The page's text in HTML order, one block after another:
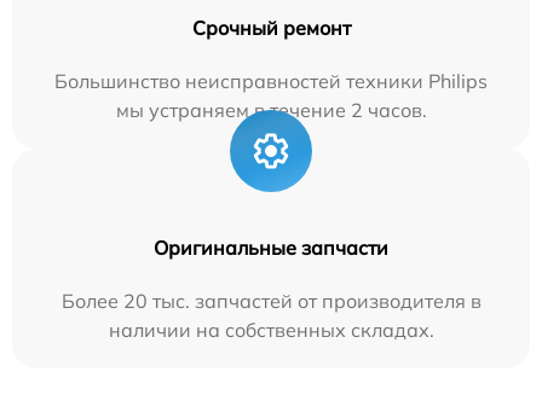
Срочный ремонт
Большинство неисправностей техники Philips
мы устраняем в течение 2 часов.
Оригинальные запчасти
Более 20 тыс. запчастей от производителя в
наличии на собственных складах.